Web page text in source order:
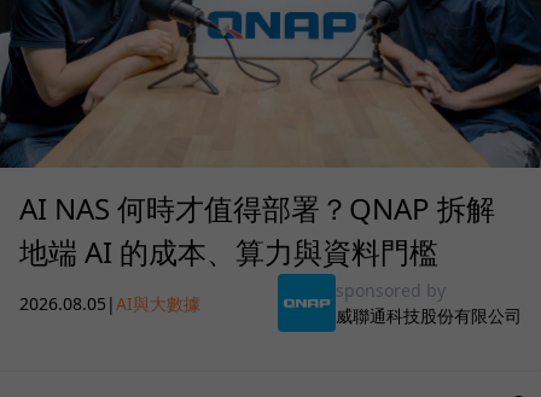
AI NAS 何時才值得部署？QNAP 拆解
地端 AI 的成本、算力與資料門檻
2026.08.05 |AI與大數據
sponsored by
威聯通科技股份有限公司